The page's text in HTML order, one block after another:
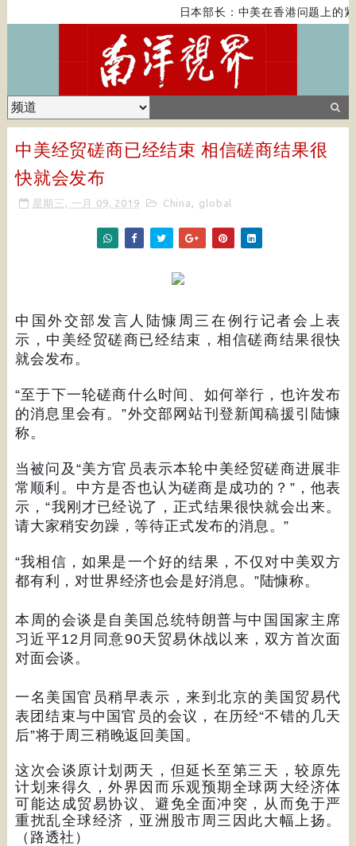
日本部长：中美在香港问题上的
中美经贸磋商已经结束 相信磋商结果很
快就会发布
星期三, 一月 09, 2019 China , global
中国外交部发言人陆慷周三在例行记者会上表
示，中美经贸磋商已经结束，相信磋商结果很快
就会发布。
“至于下一轮磋商什么时间、如何举行，也许发布
的消息里会有。”外交部网站刊登新闻稿援引陆慷
称。
当被问及 “美方官员表示本轮中美经贸磋商进展非
常顺利。中方是否也认为磋商是成功的？ ” ，他表
示，“我刚才已经说了，正式结果很快就会出来。
请大家稍安勿躁，等待正式发布的消息。”
“我相信，如果是一个好的结果，不仅对中美双方
都有利，对世界经济也会是好消息。 ” 陆慷称。
本周的会谈是自美国总统特朗普与中国国家主席
习近平12 月同意90天贸易休战以来，双方首次面
对面会谈。
一名美国官员稍早表示，来到北京的美国贸易代
表团结束与中国官员的会议，在历经“不错的几天
后”将于周三稍晚返回美国。
这次会谈原计划两天，但延长至第三天，较原先
计划来得久，外界因而乐观预期全球两大经济体
可能达成贸易协议、避免全面冲突，从而免于严
重扰乱全球经济，亚洲股市周三因此大幅上扬。
（路透社）